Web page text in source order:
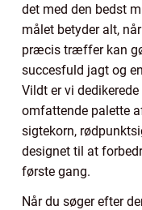
det med den bedst
målet betyder alt,
præcis træffer kan
succesfuld jagt og
Vildt er vi
omfattende palette
sigtekorn,
designet til at
første gang.
Når du søger efter